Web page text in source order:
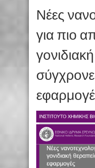
Νέες
για πιο